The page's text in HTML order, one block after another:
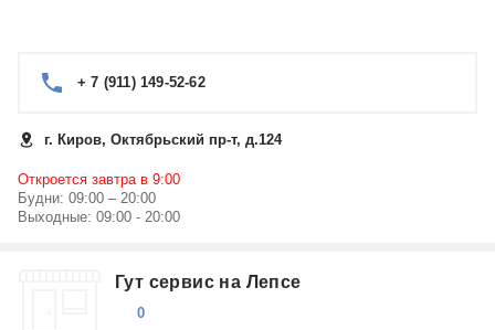
+ 7 (911) 149-52-62
г. Киров, Октябрьский пр-т, д.124
Откроется завтра в 9:00
Будни: 09:00 – 20:00
Выходные: 09:00 - 20:00
Гут сервис на Лепсе
0